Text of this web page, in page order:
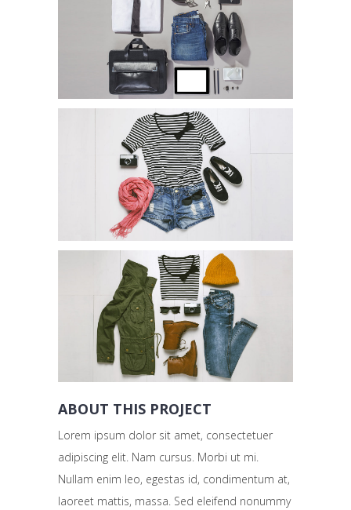
ABOUT THIS PROJECT
Lorem ipsum dolor sit amet, consectetuer
adipiscing elit. Nam cursus. Morbi ut mi.
Nullam enim leo, egestas id, condimentum at,
laoreet mattis, massa. Sed eleifend nonummy